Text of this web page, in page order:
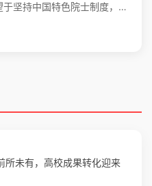
坚持中国特色院士制度，勇
所未有，高校成果转化迎来